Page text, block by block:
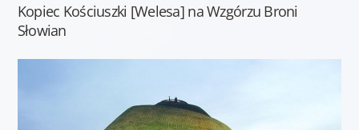
Kopiec Kościuszki [Welesa] na Wzgórzu Broni
Słowian